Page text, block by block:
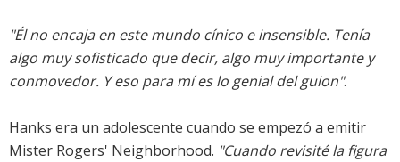
"Él no encaja en este mundo cínico e insensible. Tenía
algo muy sofisticado que decir, algo muy importante y
conmovedor. Y eso para mí es lo genial del guion".
Hanks era un adolescente cuando se empezó a emitir
Mister Rogers' Neighborhood. "Cuando revisité la figura